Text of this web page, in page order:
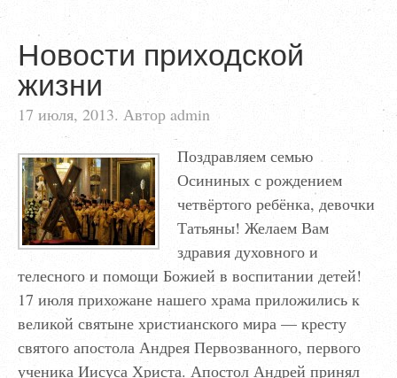
Новости приходской
жизни
17 июля, 2013. Автор admin
Поздравляем семью
Осининых с рождением
четвёртого ребёнка, девочки
Татьяны! Желаем Вам
здравия духовного и
телесного и помощи Божией в воспитании детей!
17 июля прихожане нашего храма приложились к
великой святыне христианского мира — кресту
святого апостола Андрея Первозванного, первого
ученика Иисуса Христа. Апостол Андрей принял